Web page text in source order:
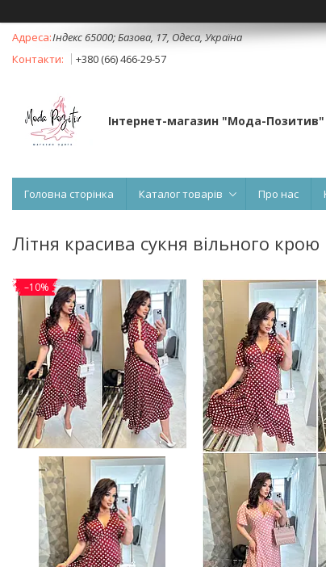
Індекс 65000; Базова, 17, Одеса, Україна
+380 (66) 466-29-57
Інтернет-магазин "Мода-Позитив"
Головна сторінка Каталог товарів Про нас
Літня красива сукня вільного
–10%